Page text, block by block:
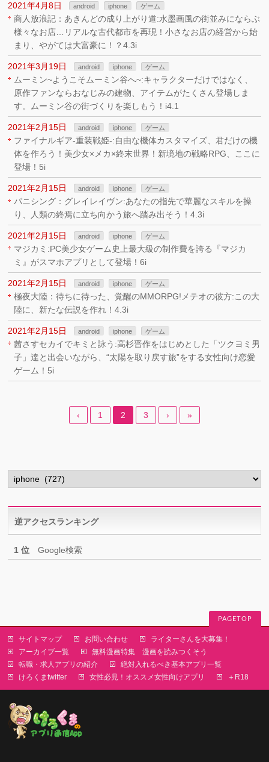
2021年4月8日 android iphone ゲーム
商人放浪記：あきんどの成り上がり道:水墨画風の街並みにならぶ
様々なお店…リアルな古代都市を再現！小さなお店の経営から始
まり、やがては大富豪に！？4.3i
2021年3月19日 android iphone ゲーム
ムーミン~ようこそムーミン谷へ~:キャラクターだけではなく、
原作ファンならおなじみの建物、アイテムがたくさん登場しま
す。ムーミン谷の街づくりを楽しもう！i4.1
2021年2月15日 android iphone ゲーム
ファイナルギア-重装戦姫-:自由な機体カスタマイズ、君だけの機
体を作ろう！美少女×メカ×終末世界！新境地の戦略RPG、ここに
登場！5i
2021年2月15日 android iphone ゲーム
パニシング：グレイレイヴン:あなたの指先で華麗なスキルを操
り、人類の終焉に立ち向かう旅へ踏み出そう！4.3i
2021年2月15日 android iphone ゲーム
マジカミ:PC美少女ゲーム史上最大級の制作費を誇る『マジカ
ミ』がスマホアプリとして登場！6i
2021年2月15日 android iphone ゲーム
極夜大陸：待ちに待った、覚醒のMMORPG!メテオの彼方:この大
陸に、新たな伝説を作れ！4.3i
2021年2月15日 android iphone ゲーム
茜さすセカイでキミと詠う:高杉晋作をはじめとした「ツクヨミ男
子」達と出会いながら、“太陽を取り戻す旅”をする女性向け恋愛
ゲーム！5i
‹ 1 2 3 › »
カ
テ
リ
ー逆アクセスランキング
1 位 Google検索
PAGETOP
サイトマップ お問い合わせ
ライターさんを大募集！
アーカイブ一覧
無料漫画特集 漫画を読みつくそう
転職・求人アプリの紹介
絶対入れるべき基本アプリ一覧
けろくまtwitter
女性必見！オススメ女性向けアプリ ＋R18